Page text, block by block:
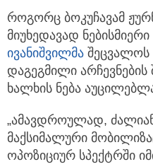
როგორც ბოკუჩავამ
მიუხედავად
ივანიშვილმა შეცვალოს
დაგეგმილი
ხალხის ნება
„ამავდროულად,
მაქსიმალური
ოპოზიციურ სპექტრში